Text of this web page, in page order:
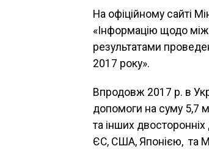
На офіційному сайті
«Інформацію щодо
результатами
2017 року».
Впродовж 2017 р. в
допомоги на суму 5,7
та інших двосторонніх
ЄС, США, Японією, та